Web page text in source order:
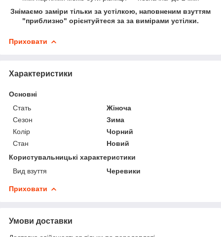
Знімаємо заміри тільки за устілкою, наповненим взуттям
"приблизно" орієнтуйтеся за за вимірами устілки.
Приховати
Характеристики
Основні
Стать
Жіноча
Сезон
Зима
Колір
Чорний
Стан
Новий
Користувальницькі характеристики
Вид взуття
Черевики
Приховати
Умови доставки